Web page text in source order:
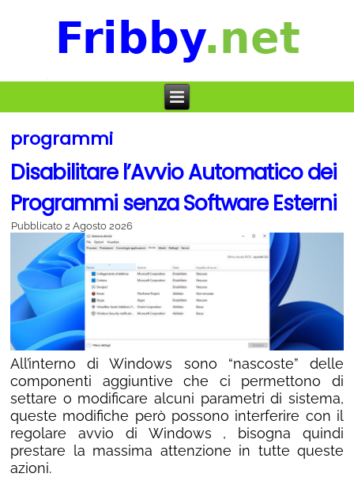
programmi
Disabilitare l’Avvio Automatico dei
Programmi senza Software Esterni
Pubblicato 2 Agosto 2026
All’interno di Windows sono “nascoste” delle
componenti aggiuntive che ci permettono di
settare o modificare alcuni parametri di sistema,
queste modifiche però possono interferire con il
regolare avvio di Windows , bisogna quindi
prestare la massima attenzione in tutte queste
azioni.